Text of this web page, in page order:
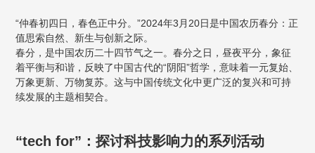
“仲春初四日，春色正中分。”2024年3月20日是中国农历春分：正
值思索自然、新生与创新之际。
春分，是中国农历二十四节气之一。春分之日，昼夜平分，象征
着平衡与和谐，反映了中国古代的“阴阳”哲学，意味着一元复始、
万象更新、万物复苏。这与中国传统文化中更广泛的复兴和可持
续发展的主题相契合。
“tech for”：探讨科技影响力的系列活动